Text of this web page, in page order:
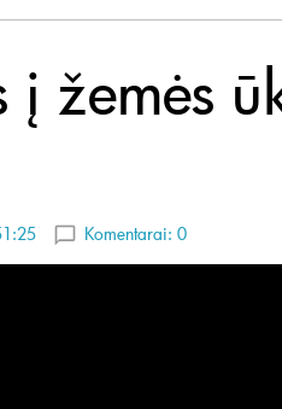
į žemės
Komentarai: 0